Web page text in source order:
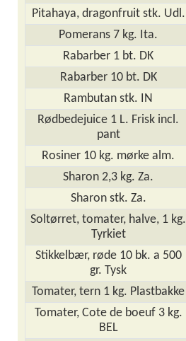
Pitahaya, dragonfruit stk. Udl.
Pomerans 7 kg. Ita.
Rabarber 1 bt. DK
Rabarber 10 bt. DK
Rambutan stk. IN
Rødbedejuice 1 L. Frisk incl.
pant
Rosiner 10 kg. mørke alm.
Sharon 2,3 kg. Za.
Sharon stk. Za.
Soltørret, tomater, halve, 1 kg.
Tyrkiet
Stikkelbær, røde 10 bk. a 500
gr. Tysk
Tomater, tern 1 kg. Plastbakke
Tomater, Cote de boeuf 3 kg.
BEL